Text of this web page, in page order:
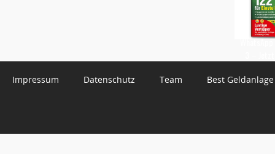
Impressum Datenschutz Team Best Geldanlage